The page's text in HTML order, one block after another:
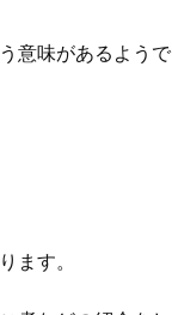
意味があるようで
ます。